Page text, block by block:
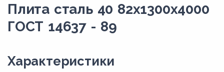
Плита сталь 40 82x1300x4000
ГОСТ 14637 - 89
Xарактеристики